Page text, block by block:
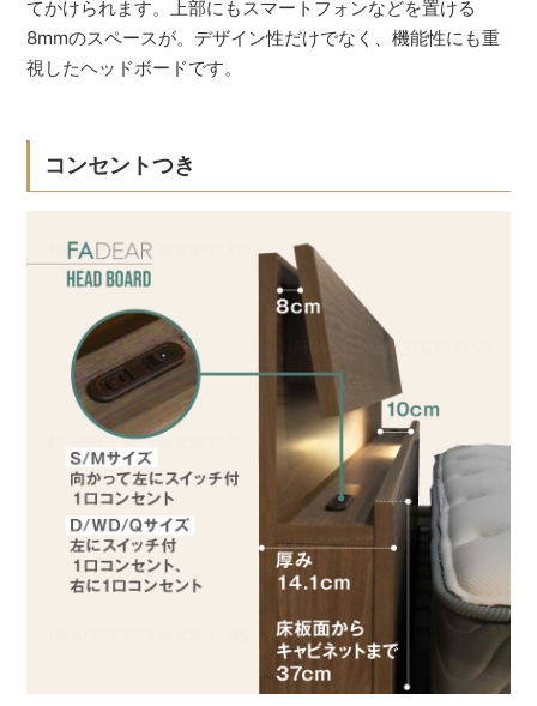
てかけられます。上部にもスマートフォンなどを置ける
8mmのスペースが。デザイン性だけでなく、機能性にも重
視したヘッドボードです。
コンセントつき